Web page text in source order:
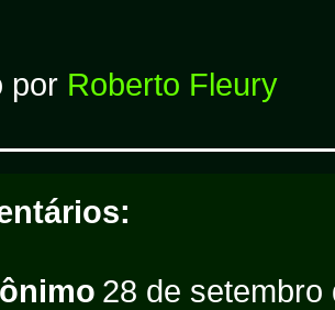
por Roberto Fleury
28 de setembro